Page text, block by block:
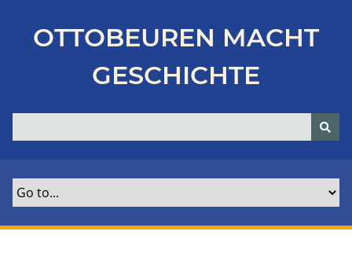
p
OTTOBEUREN MACHT
GESCHICHTE